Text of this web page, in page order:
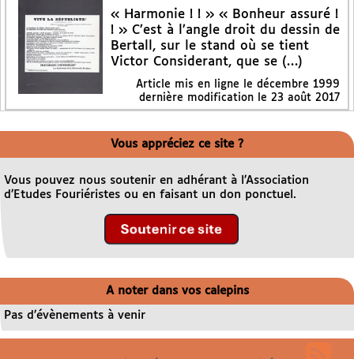
« Harmonie ! ! » « Bonheur assuré !
! » C’est à l’angle droit du dessin de
Bertall, sur le stand où se tient
Victor Considerant, que se (…)
Article mis en ligne le décembre 1999
dernière modification le 23 août 2017
Vous appréciez ce site ?
Vous pouvez nous soutenir en adhérant à l’Association
d’Etudes Fouriéristes ou en faisant un don ponctuel.
A noter dans vos calepins
Pas d’évènements à venir